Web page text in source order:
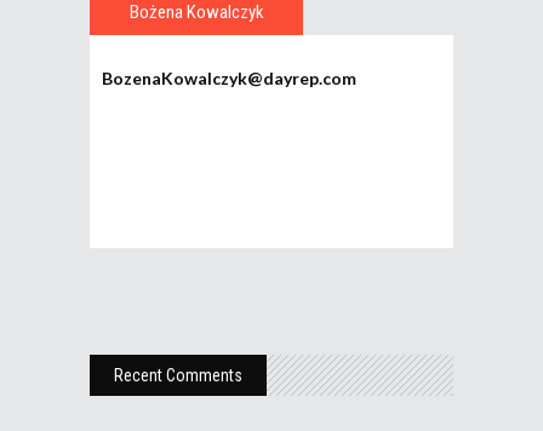
Bożena Kowalczyk
BozenaKowalczyk@dayrep.com
Recent Comments